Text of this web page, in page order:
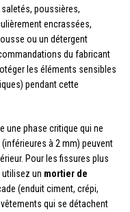
poussières,
encrassées,
ou un détergent
du fabricant
les éléments sensibles
pendant cette
une phase critique qui ne
à 2 mm) peuvent
Pour les fissures plus
un mortier de
(enduit ciment, crépi,
qui se détachent